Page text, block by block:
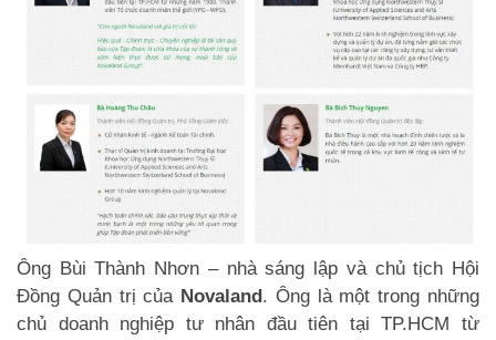
Ông Bùi Thành Nhơn – nhà sáng lập và chủ tịch Hội
Đồng Quản trị của Novaland. Ông là một trong những
chủ doanh nghiệp tư nhân đầu tiên tại TP.HCM từ